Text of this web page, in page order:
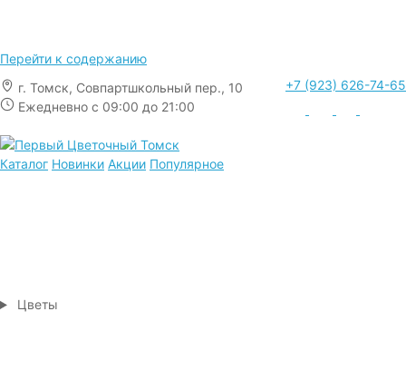
Перейти к содержанию
г. Томск, Совпартшкольный пер., 10
Ежедневно с 09:00 до 21:00
+7 (923) 626-74-65
Каталог Новинки Акции Популярное
Цветы